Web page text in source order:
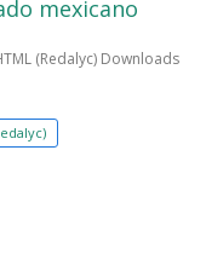
mexicano
(Redalyc) Downloads